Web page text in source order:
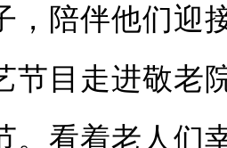
，陪伴他们迎
节目走进敬老
。看着老人们